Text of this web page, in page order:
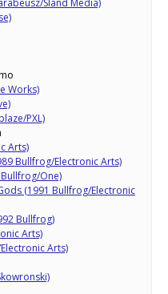
Sland Media)
Works)
PXL)
Arts)
Bullfrog/Electronic Arts)
One)
(1991 Bullfrog/Electronic
Bullfrog)
Arts)
Arts)